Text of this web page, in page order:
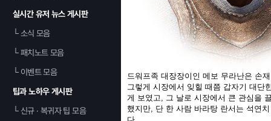
실시간 유저 뉴스 게시판
└소식 모음
└패치노트 모음
└이벤트 모음
팁과 노하우 게시판
└신규 · 복귀자 팁 모음
드워프족 대장장이인 메보 무라난은 손
그렇게 시장에서 잊힐 때쯤 갑자기 대단
게 보였고, 그 날로 시장에서 큰 관심을
했지만, 단 한 사람 바라탕 란서는 석연